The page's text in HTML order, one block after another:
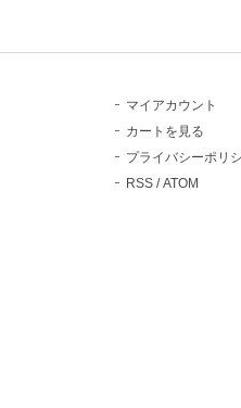
マイアカウント
カートを見る
プライバシーポリ
RSS /ATOM